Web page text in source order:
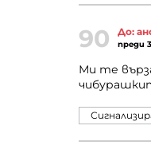
90 До:
преди
Ми те